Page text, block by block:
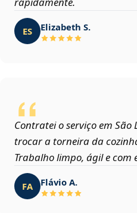
ES Elizabeth S.
Contratei o serviço em São
trocar a torneira da
Trabalho limpo, ágil e com
FA Flávio A.